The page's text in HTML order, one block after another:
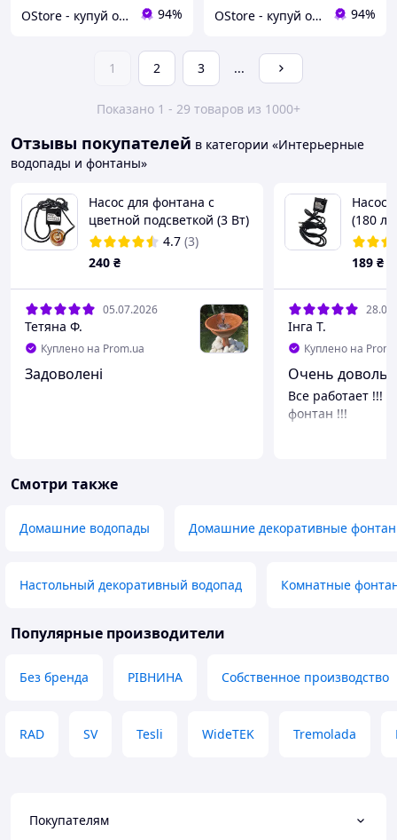
OStore - купуй онлайн! 94% OStore - купуй онлайн! 94%
1 2 3 ...
Показано 1 - 29 товаров из 1000+
Отзывы покупателей в категории «Интерьерные
водопады и фонтаны»
Насос для фонтана с
цветной подсветкой (3 Вт)
(180 л/ч) (h max 48-55 cm)
4.7 (3)
240 ₴
05.07.2026
Тетяна Ф.
Куплено на Prom.ua
Задоволені
Насос
(180 л/
189 ₴
Інга Т.
Куплено на
Очень
Все работает !!!
фонтан !!!
Смотри также
Домашние водопады Домашние декоративные
Настольный декоративный водопад Комнатные
Популярные производители
Без бренда РІВНИНА Собственное производство
RAD SV Tesli WideTEK Tremolada
Покупателям